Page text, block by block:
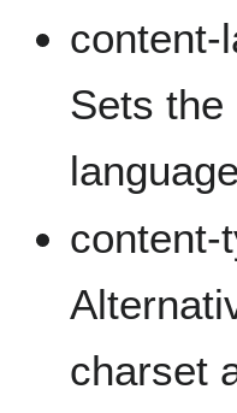
content-
Sets the
content-
charset